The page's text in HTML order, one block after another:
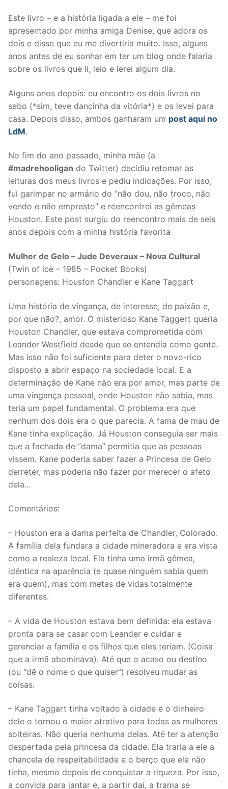
Este livro – e a história ligada a ele – me foi
apresentado por minha amiga Denise, que adora os
dois e disse que eu me divertiria muito. Isso, alguns
anos antes de eu sonhar em ter um blog onde falaria
sobre os livros que li, leio e lerei algum dia.
Alguns anos depois: eu encontro os dois livros no
sebo (*sim, teve dancinha da vitória*) e os levei para
casa. Depois disso, ambos ganharam um post aqui no
LdM.
No fim do ano passado, minha mãe (a
#madrehooligan do Twitter) decidiu retomar as
leituras dos meus livros e pediu indicações. Por isso,
fui garimpar no armário do “não dou, não troco, não
vendo e não empresto” e reencontrei as gêmeas
Houston. Este post surgiu do reencontro mais de seis
anos depois com a minha história favorita
Mulher de Gelo – Jude Deveraux – Nova Cultural
(Twin of ice – 1985 – Pocket Books)
personagens: Houston Chandler e Kane Taggart
Uma história de vingança, de interesse, de paixão e,
por que não?, amor. O misterioso Kane Taggert queria
Houston Chandler, que estava comprometida com
Leander Westfield desde que se entendia como gente.
Mas isso não foi suficiente para deter o novo-rico
disposto a abrir espaço na sociedade local. E a
determinação de Kane não era por amor, mas parte de
uma vingança pessoal, onde Houston não sabia, mas
teria um papel fundamental. O problema era que
nenhum dos dois era o que parecia. A fama de mau de
Kane tinha explicação. Já Houston conseguia ser mais
que a fachada de “dama” permitia que as pessoas
vissem. Kane poderia saber fazer a Princesa de Gelo
derreter, mas poderia não fazer por merecer o afeto
dela…
Comentários:
– Houston era a dama perfeita de Chandler, Colorado.
A família dela fundara a cidade mineradora e era vista
como a realeza local. Ela tinha uma irmã gêmea,
idêntica na aparência (e quase ninguém sabia quem
era quem), mas com metas de vidas totalmente
diferentes.
– A vida de Houston estava bem definida: ela estava
pronta para se casar com Leander e cuidar e
gerenciar a família e os filhos que eles teriam. (Coisa
que a irmã abominava). Até que o acaso ou destino
(ou “dê o nome o que quiser”) resolveu mudar as
coisas.
– Kane Taggart tinha voltado à cidade e o dinheiro
dele o tornou o maior atrativo para todas as mulheres
solteiras. Não queria nenhuma delas. Até ter a atenção
despertada pela princesa da cidade. Ela traria a ele a
chancela de respeitabilidade e o berço que ele não
tinha, mesmo depois de conquistar a riqueza. Por isso,
a convida para jantar e, a partir daí, a trama se